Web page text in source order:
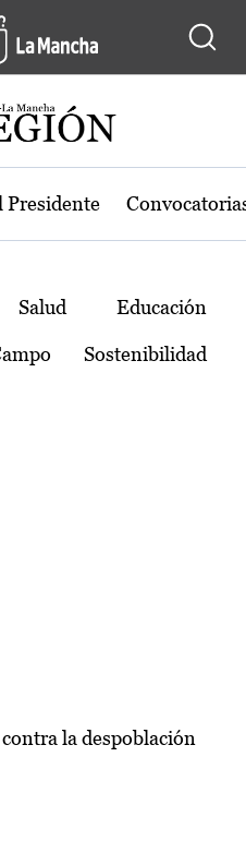
de Castilla-La
Presidente
Salud Educación
Sostenibilidad
la despoblación